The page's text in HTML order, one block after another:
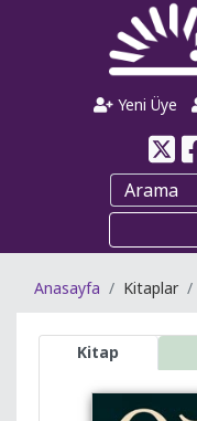
Yeni Üye
Anasayfa Kitaplar
Kitap